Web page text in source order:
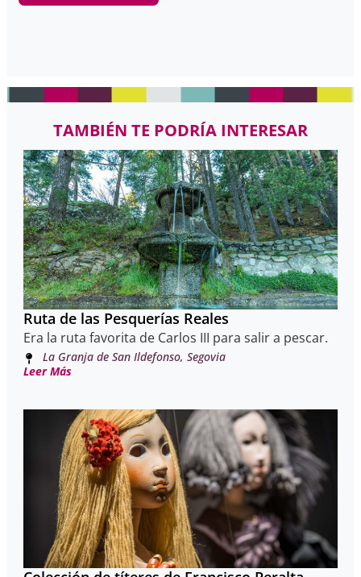
TAMBIÉN TE PODRÍA INTERESAR
Ruta de las Pesquerías Reales
Era la ruta favorita de Carlos III para salir a pescar.
La Granja de San Ildefonso, Segovia
Leer Más